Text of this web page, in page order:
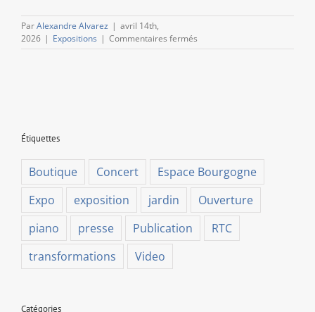
ParAlexandre Alvarez | avril 14th,
2026 | Expositions | Commentaires fermés
« L’œil
Étiquettes
Boutique Concert
Espace Bourgogne
Expo
exposition jardin
Ouverture
piano
presse Publication
RTC
transformations
Video
Catégories